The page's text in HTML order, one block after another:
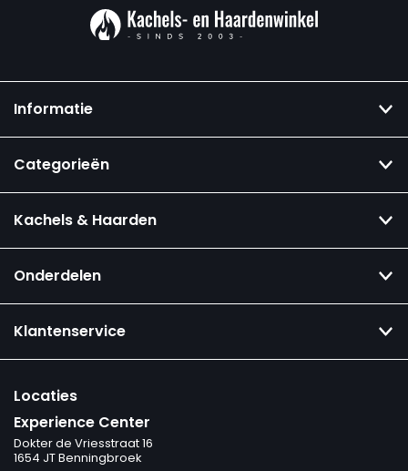
Informatie
Categorieën
Kachels & Haarden
Onderdelen
Klantenservice
Locaties
Experience Center
Dokter de Vriesstraat 16
1654 JT Benningbroek